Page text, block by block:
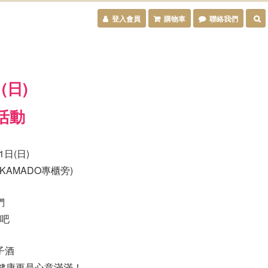
登入會員 購物車 聯絡我們
日)
動
日(日)
專櫃旁)
酒